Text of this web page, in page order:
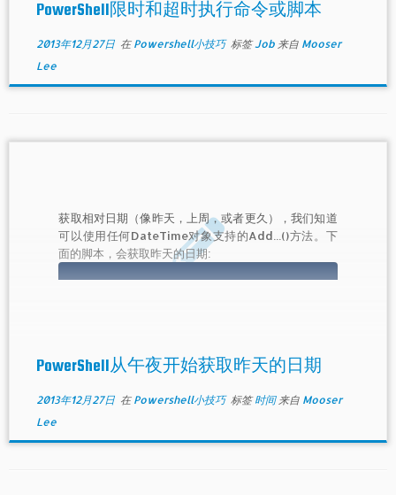
PowerShell限时和超时执行命令或脚本
2013年12月27日在 Powershell小技巧 标签Job 来自 Mooser
Lee
获取相对日期（像昨天，上周，或者更久），我们知道
可以使用任何DateTime对象支持的Add...()方法。下
面的脚本，会获取昨天的日期:
此时的昨天$yesterday确切来讲是24小时之前，如果
你理解的昨天是一个指定的时间，那又如何呢？比方说,
PowerShell从午夜开始获取昨天的日期
2013年12月27日在 Powershell小技巧 标签时间 来自 Mooser
Lee